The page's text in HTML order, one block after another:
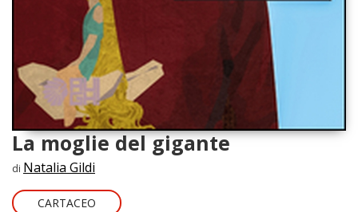
La moglie del gigante
di Natalia Gildi
CARTACEO